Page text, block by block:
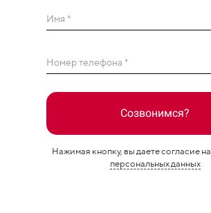
Имя *
Номер телефона *
Созвонимся?
Нажимая кнопку, вы даете согласие на
персональных данных